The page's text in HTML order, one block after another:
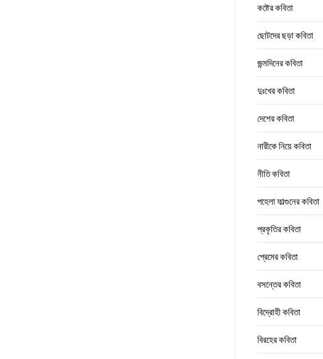
কষ্টের কবিতা
ছোটদের ছড়া কবিতা
জন্মদিনের কবিতা
দুঃখের কবিতা
দেশের কবিতা
নারীকে নিয়ে কবিতা
নীতি কবিতা
পহেলা ফাল্গুনের কবিতা
প্রকৃতির কবিতা
প্রেমের কবিতা
বসন্তের কবিতা
বিদ্রোহী কবিতা
বিরহের কবিতা